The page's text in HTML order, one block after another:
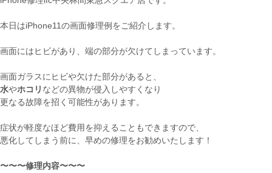
本日はiPhone11の画面修理例をご紹介します。
画面にはヒビがあり、端の部分が欠けてしまっています。
画面ガラスにヒビや欠けた部分があると、
水やホコリ などの異物が侵入しやすくなり
更なる故障を招く可能性があります。
症状が軽度なほど費用を抑えることもできますので、
悪化してしまう前に、早めの修理をお勧めいたします！
〜〜〜修理内容〜〜〜